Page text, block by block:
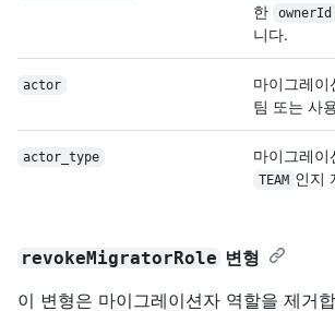
한
ownerId
니다.
actor
마이그레이
팀 또는 사
actor_type 마이그레이
TEAM 인지
revokeMigratorRole 변형
이 변형은 마이그레이션자 역할을 제거